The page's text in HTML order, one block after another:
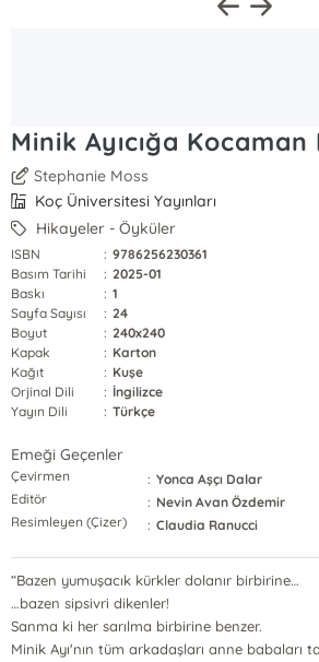
Minik Ayıcığa
Stephanie Moss
Koç Üniversitesi Yayınları
Hikayeler - Öyküler
ISBN : 9786256230361
Basım Tarihi
: 2025-01
Baskı
: 1
Sayfa Sayısı
: 24
Boyut
: 240x240
Kapak
: Karton
Kağıt
: Kuşe
Orjinal Dili
: İngilizce
Yayın Dili
: Türkçe
Emeği Geçenler
Çevirmen : Yonca Aşçı Dalar
Editör
: Nevin Avan Özdemir
Resimleyen (Çizer)
: Claudia Ranucci
“Bazen yumuşacık kürkler dolanır birbirine…
…bazen sipsivri dikenler!
Sanma ki her sarılma birbirine benzer.
Minik Ayı'nın tüm arkadaşları anne babaları